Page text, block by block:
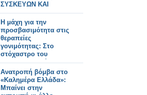
ΣΥΣΚΕΥΩΝ ΚΑΙ
SPARTPHONES ΣΤΗΝ
ΕΛΛΑΔΑ
Η μάχη για την
προσβασιμότητα στις
θεραπείες
γονιμότητας: Στο
στόχαστρο του
φαρμακευτικού
κόσμου οι πρακτικές
της εταιρείας Merck
Ανατροπή βόμβα στο
«Καλημέρα Ελλάδα»:
Μπαίνει στην